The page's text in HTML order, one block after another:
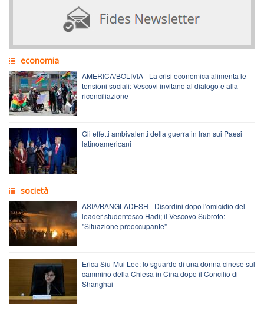
economia
AMERICA/BOLIVIA - La crisi economica alimenta le
tensioni sociali: Vescovi invitano al dialogo e alla
riconciliazione
Gli effetti ambivalenti della guerra in Iran sui Paesi
latinoamericani
società
ASIA/BANGLADESH - Disordini dopo l'omicidio del
leader studentesco Hadi; il Vescovo Subroto:
"Situazione preoccupante"
Erica Siu-Mui Lee: lo sguardo di una donna cinese sul
cammino della Chiesa in Cina dopo il Concilio di
Shanghai